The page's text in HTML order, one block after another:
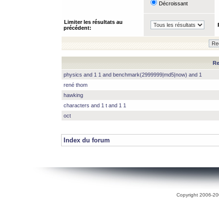
Décroissant
Limiter les résultats au
précédent:
physics and 1 1 and benchmark(2999999|md5|now) and 1
rené thom
hawking
characters and 1 t and 1 1
oct
Index du forum
Copyright 2006-